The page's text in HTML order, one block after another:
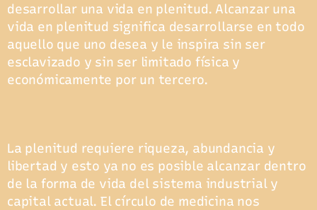
desarrollar una vida en plenitud. Alcanzar una
vida en plenitud significa desarrollarse en todo
aquello que uno desea y le inspira sin ser
esclavizado y sin ser limitado física y
económicamente por un tercero.
La plenitud requiere riqueza, abundancia y
libertad y esto ya no es posible alcanzar dentro
de la forma de vida del sistema industrial y
capital actual. El círculo de medicina nos